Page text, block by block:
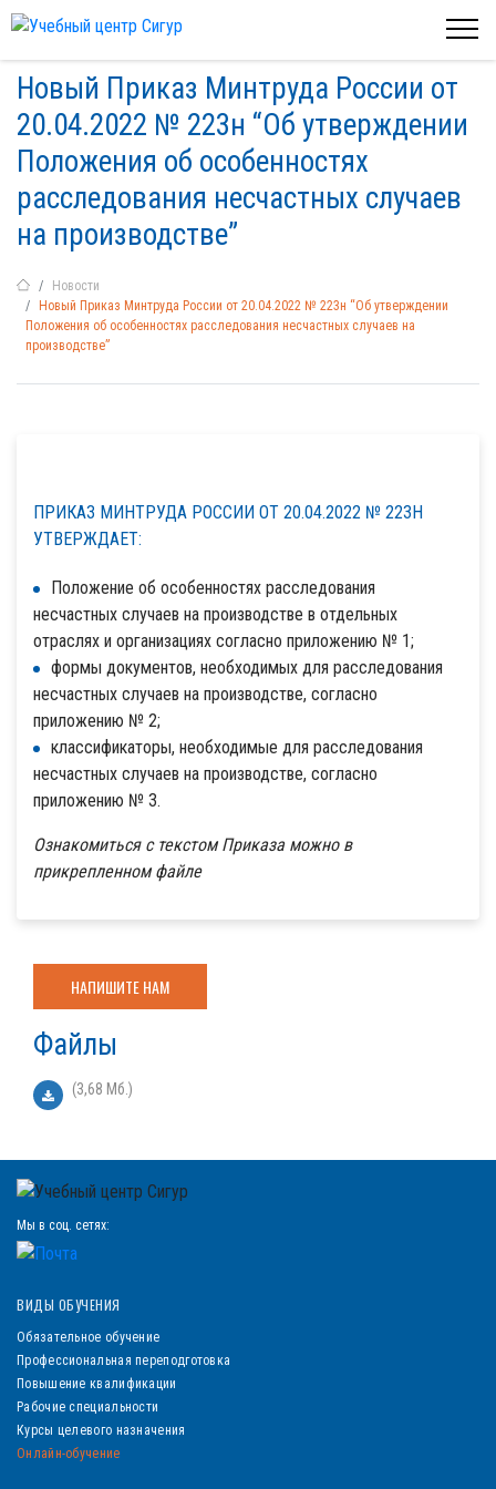
Новый Приказ Минтруда России от
20.04.2022 № 223н “Об утверждении
Положения об особенностях
расследования несчастных случаев
на производстве”
Новости
Новый Приказ Минтруда России от 20.04.2022 № 223н “Об утверждении
Положения об особенностях расследования несчастных случаев на
производстве”
ПРИКАЗ МИНТРУДА РОССИИ ОТ 20.04.2022 № 223Н
УТВЕРЖДАЕТ:
Положение об особенностях расследования
несчастных случаев на производстве в отдельных
отраслях и организациях согласно приложению № 1;
формы документов, необходимых для расследования
несчастных случаев на производстве, согласно
приложению № 2;
классификаторы, необходимые для расследования
несчастных случаев на производстве, согласно
приложению № 3.
Ознакомиться с текстом Приказа можно в
прикрепленном файле
НАПИШИТЕ НАМ
Файлы
(3,68 Мб.)
Мы в соц. сетях:
ВИДЫ ОБУЧЕНИЯ
Обязательное обучение
Профессиональная переподготовка
Повышение квалификации
Рабочие специальности
Курсы целевого назначения
Онлайн-обучение